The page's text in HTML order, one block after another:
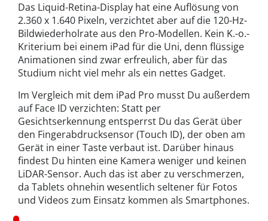
Das Liquid-Retina-Display hat eine Auflösung von
2.360 x 1.640 Pixeln, verzichtet aber auf die 120-Hz-
Bildwiederholrate aus den Pro-Modellen. Kein K.-o.-
Kriterium bei einem iPad für die Uni, denn flüssige
Animationen sind zwar erfreulich, aber für das
Studium nicht viel mehr als ein nettes Gadget.
Im Vergleich mit dem iPad Pro musst Du außerdem
auf Face ID verzichten: Statt per
Gesichtserkennung entsperrst Du das Gerät über
den Fingerabdrucksensor (Touch ID), der oben am
Gerät in einer Taste verbaut ist. Darüber hinaus
findest Du hinten eine Kamera weniger und keinen
LiDAR-Sensor. Auch das ist aber zu verschmerzen,
da Tablets ohnehin wesentlich seltener für Fotos
und Videos zum Einsatz kommen als Smartphones.